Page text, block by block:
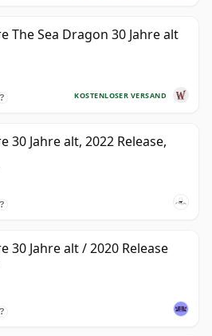
The Sea Dragon 30 Jahre alt
KOSTENLOSER VERSAND
?
30 Jahre alt, 2022 Release,
?
30 Jahre alt / 2020 Release
?